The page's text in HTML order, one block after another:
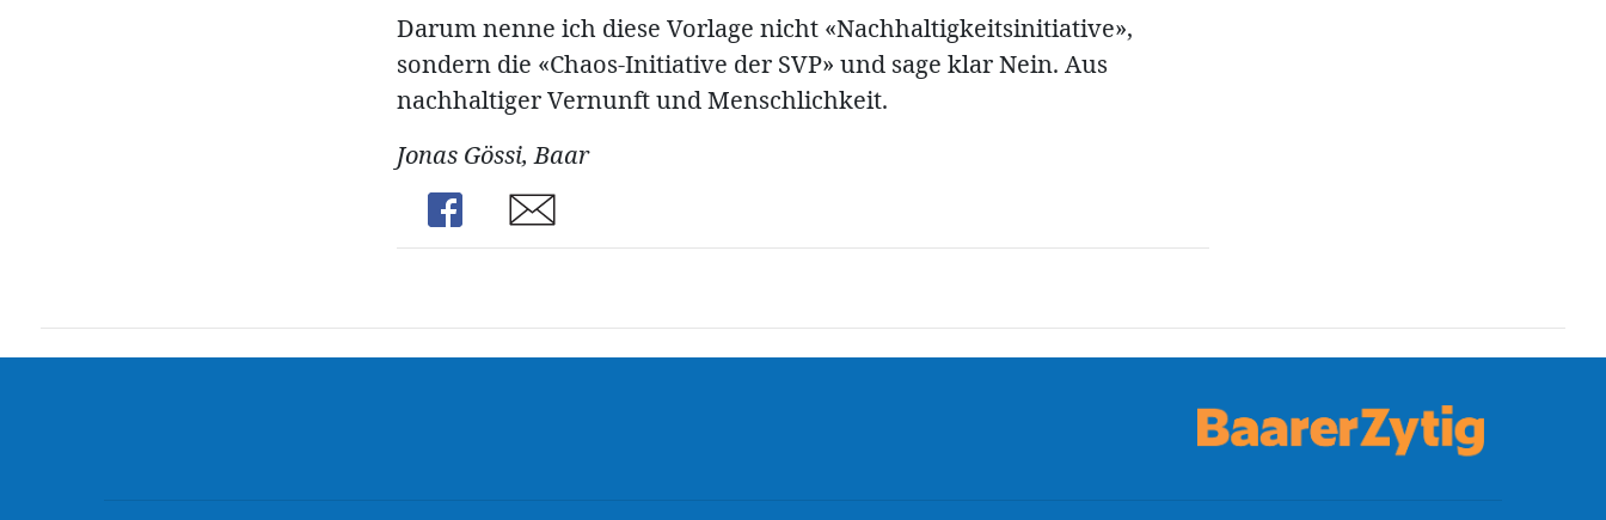
Darum nenne ich diese Vorlage nicht «Nachhaltigkeitsinitiative»,
sondern die «Chaos-Initiative der SVP» und sage klar Nein. Aus
nachhaltiger Vernunft und Menschlichkeit.
Jonas Gössi, Baar
Share
Share